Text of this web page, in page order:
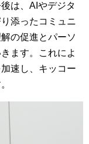
は、AIやデジタ
添ったコミュニ
の促進とパーソ
ます。これによ
速し、キッコー